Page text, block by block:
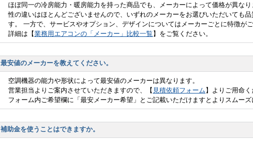
ほぼ同一の冷房能力・暖房能力を持った商品でも、メーカーによって価格が異な
性の違いはほとんどございませんので、いずれのメーカーをお選びいただいても
す。 一方で、サービスやオプション、デザインについてはメーカーごとに特徴がご
詳細は【業務用エアコンの「メーカー」比較一覧 】をご覧ください。
最安値のメーカーを教えてください。
空調機器の能力や形状によって最安値のメーカーは異なります。
営業担当よりご案内させていただきますので、【 見積依頼フォーム 】よりご用命く
フォーム内ご希望欄に「最安メーカー希望」とご記載いただけますとよりスムーズ
補助金を使うことはできますか。